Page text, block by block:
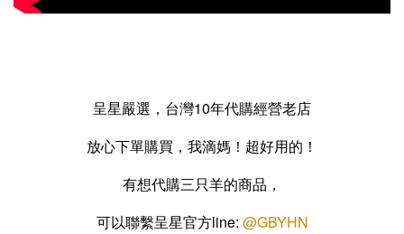
呈星嚴選，台灣10年代購經營老店
放心下單購買，我滴媽！超好用的！
有想代購三只羊的商品，
可以聯繫呈星官方line: @GBYHN